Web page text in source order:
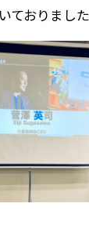
ておりました